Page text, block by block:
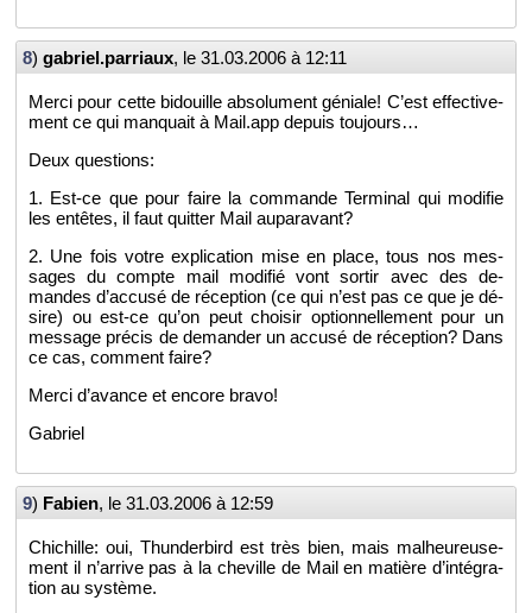
8) gabriel.​parriaux, le 31.03.2006 à 12:11
Merci pour cette bi­douille ab­so­lu­ment gé­niale! C’est ef­fec­ti­ve­
ment ce qui man­quait à Mail.​app de­puis tou­jours…
Deux ques­tions:
1. Est-ce que pour faire la com­mande Ter­mi­nal qui mo­di­fie
les en­têtes, il faut quit­ter Mail au­pa­ra­vant?
2. Une fois votre ex­pli­ca­tion mise en place, tous nos mes­
sages du compte mail mo­di­fié vont sor­tir avec des de­
mandes d’ac­cusé de ré­cep­tion (ce qui n’est pas ce que je dé­
sire) ou est-ce qu’on peut choi­sir op­tion­nel­le­ment pour un
mes­sage pré­cis de de­man­der un ac­cusé de ré­cep­tion? Dans
ce cas, com­ment faire?
Merci d’avance et en­core bravo!
Ga­briel
9) Fa­bien, le 31.03.2006 à 12:59
Chi­chille: oui, Thun­der­bird est très bien, mais mal­heu­reu­se­
ment il n’ar­rive pas à la che­ville de Mail en ma­tière d’in­té­gra­
tion au sys­tème.